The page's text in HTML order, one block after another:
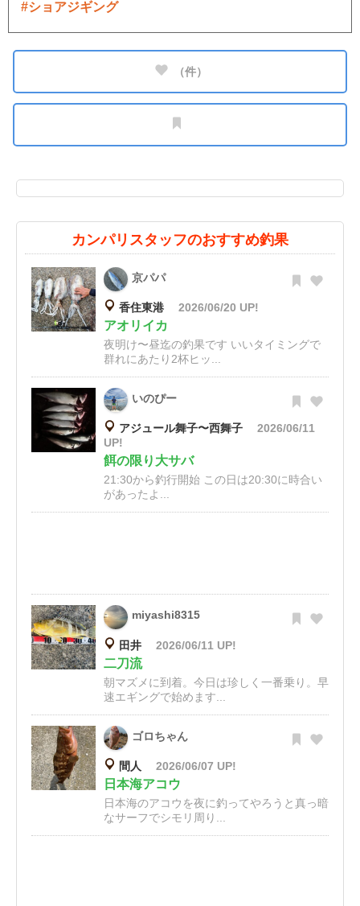
#ショアジギング
（件）
カンパリスタッフのおすすめ釣果
京パパ
香住東港 2026/06/20 UP!
アオリイカ
夜明け〜昼迄の釣果です いいタイミングで
群れにあたり2杯ヒッ...
いのぴー
アジュール舞子〜西舞子
2026/06/11
UP!
餌の限り大サバ
21:30から釣行開始 この日は20:30に時合い
があったよ...
miyashi8315
田井 2026/06/11 UP!
二刀流
朝マズメに到着。今日は珍しく一番乗り。早
速エギングで始めます...
ゴロちゃん
間人 2026/06/07 UP!
日本海アコウ
日本海のアコウを夜に釣ってやろうと真っ暗
なサーフでシモリ周り...